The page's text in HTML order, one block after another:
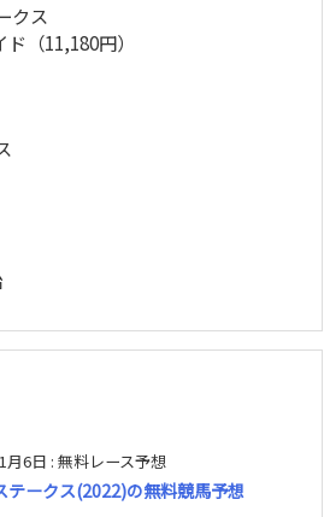
クス
（11,180円）
月6日 : 無料レース予想
テークス(2022)の無料競馬予想